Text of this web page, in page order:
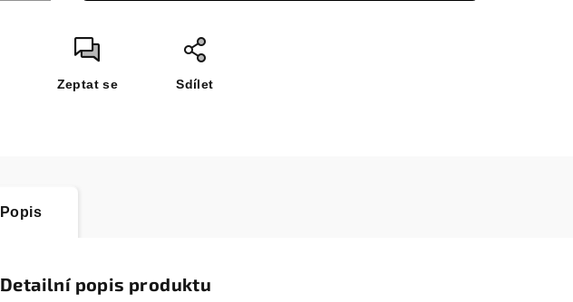
Zeptat se Sdílet
Popis
Detailní popis produktu